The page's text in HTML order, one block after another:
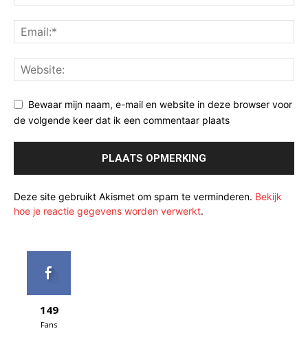
Bewaar mijn naam, e-mail en website in deze browser voor
de volgende keer dat ik een commentaar plaats
Deze site gebruikt Akismet om spam te verminderen. Bekijk
hoe je reactie gegevens worden verwerkt.
149
Fans